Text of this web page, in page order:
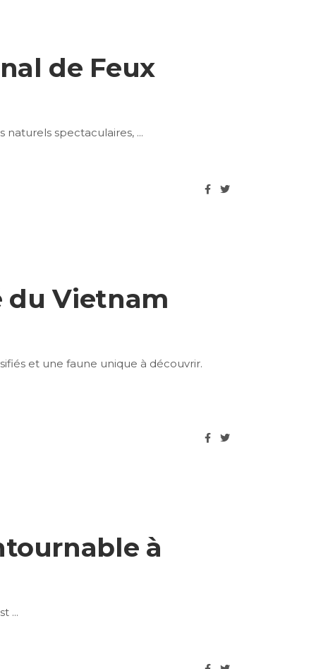
de Feux
naturels spectaculaires,
du Vietnam
et une faune unique à découvrir.
à